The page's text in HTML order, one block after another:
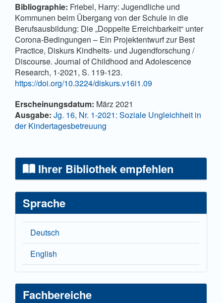
Bibliographie: Friebel, Harry: Jugendliche und
Kommunen beim Übergang von der Schule in die
Berufsausbildung: Die „Doppelte Erreichbarkeit“ unter
Corona-Bedingungen – Ein Projektentwurf zur Best
Practice, Diskurs Kindheits- und Jugendforschung /
Discourse. Journal of Childhood and Adolescence
Research, 1-2021, S. 119-123.
https://doi.org/10.3224/diskurs.v16i1.09
Artikel-Details
Erscheinungsdatum: März 2021
Ausgabe: Jg. 16, Nr. 1-2021: Soziale Ungleichheit in
der Kindertagesbetreuung
Ihrer Bibliothek empfehlen
Sprache
Deutsch
English
Fachbereiche